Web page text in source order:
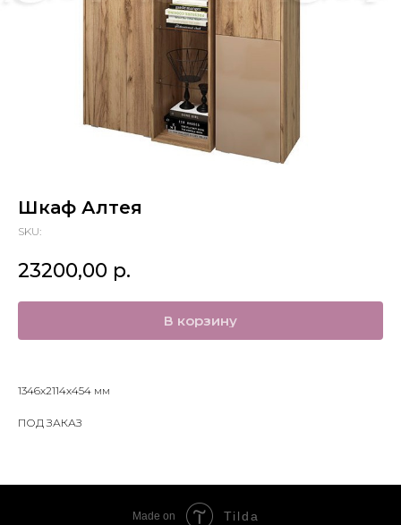
Шкаф Алтея
SKU:
23200,00 р.
В корзину
1346х2114х454 мм
ПОД ЗАКАЗ
Made on Tilda